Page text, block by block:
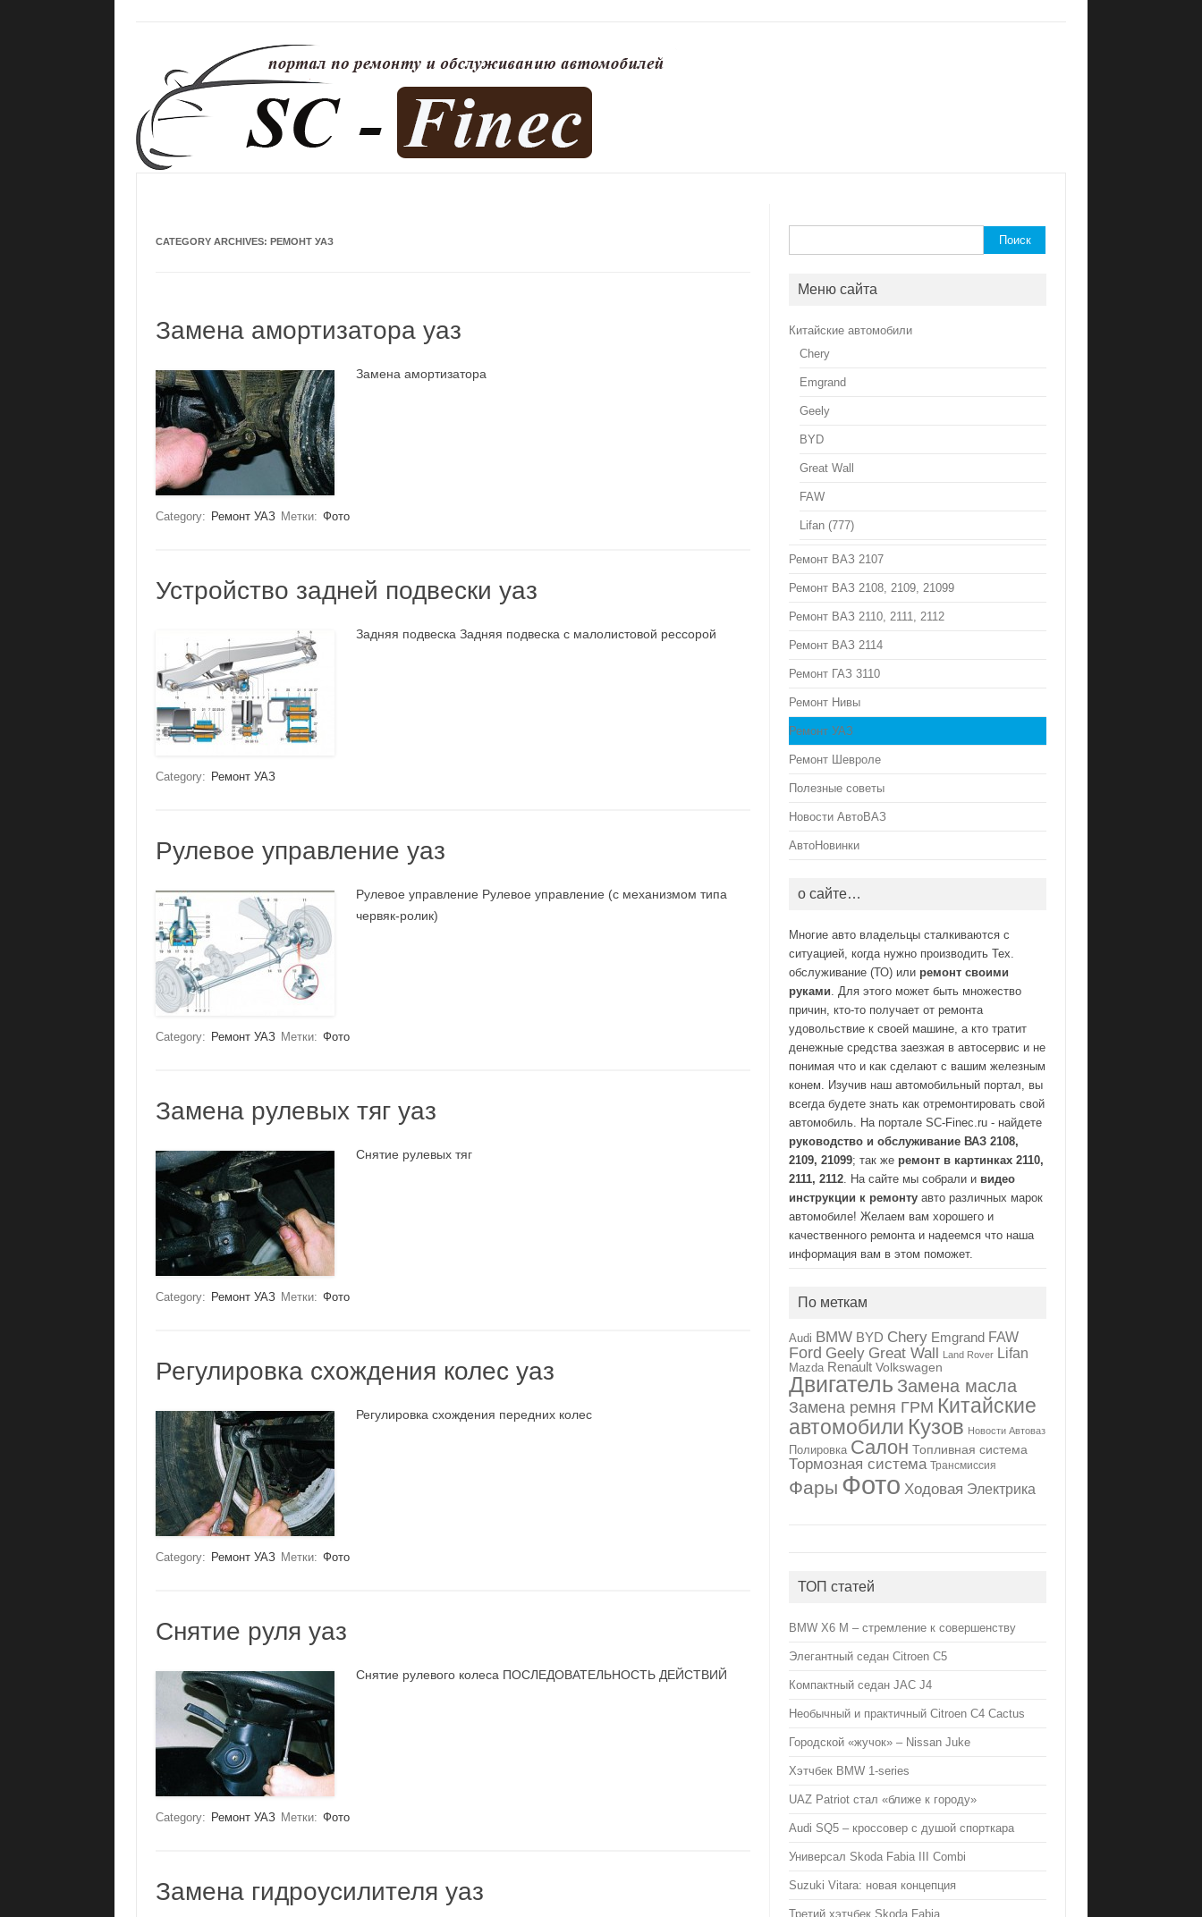
CATEGORY ARCHIVES: РЕМОНТ УАЗ
Замена амортизатора уаз
Замена амортизатора
Category: Ремонт УАЗ Метки: Фото
Устройство задней подвески уаз
Задняя подвеска Задняя подвеска с малолистовой рессорой
Category: Ремонт УАЗ
Рулевое управление уаз
Рулевое управление Рулевое управление (с механизмом типа
червяк-ролик)
Category: Ремонт УАЗ Метки: Фото
Замена рулевых тяг уаз
Снятие рулевых тяг
Category: Ремонт УАЗ Метки: Фото
Регулировка схождения колес уаз
Регулировка схождения передних колес
Category: Ремонт УАЗ Метки: Фото
Снятие руля уаз
Снятие рулевого колеса ПОСЛЕДОВАТЕЛЬНОСТЬ ДЕЙСТВИЙ
Category: Ремонт УАЗ Метки: Фото
Замена гидроусилителя уаз
Меню сайта
Китайские автомобили
Chery
Emgrand
Geely
BYD
Great Wall
FAW
Lifan (777)
Ремонт ВАЗ 2107
Ремонт ВАЗ 2108, 2109, 21099
Ремонт ВАЗ 2110, 2111, 2112
Ремонт ВАЗ 2114
Ремонт ГАЗ 3110
Ремонт Нивы
Ремонт УАЗ
Ремонт Шевроле
Полезные советы
Новости АвтоВАЗ
АвтоНовинки
о сайте…
Многие авто владельцы сталкиваются с
ситуацией, когда нужно производить Тех.
обслуживание (ТО) или ремонт своими
руками. Для этого может быть множество
причин, кто-то получает от ремонта
удовольствие к своей машине, а кто тратит
денежные средства заезжая в автосервис и не
понимая что и как сделают с вашим железным
конем. Изучив наш автомобильный портал, вы
всегда будете знать как отремонтировать свой
автомобиль. На портале SC-Finec.ru - найдете
руководство и обслуживание ВАЗ 2108,
2109, 21099; так же ремонт в картинках 2110,
2111, 2112. На сайте мы собрали и видео
инструкции к ремонту авто различных марок
автомобиле! Желаем вам хорошего и
качественного ремонта и надеемся что наша
информация вам в этом поможет.
По меткам
Audi BMW BYD Chery Emgrand FAW
Ford Geely Great Wall Land Rover Lifan
Mazda Renault Volkswagen
Двигатель Замена масла
Замена ремня ГРМ Китайские
автомобили Кузов Новости Автоваз
Полировка Салон Топливная система
Тормозная система Трансмиссия
Фары Фото Ходовая Электрика
ТОП статей
BMW X6 M – стремление к совершенству
Элегантный седан Citroen C5
Компактный седан JAC J4
Необычный и практичный Citroen C4 Cactus
Городской «жучок» – Nissan Juke
Хэтчбек BMW 1-series
UAZ Patriot стал «ближе к городу»
Audi SQ5 – кроссовер с душой спорткара
Универсал Skoda Fabia III Combi
Suzuki Vitara: новая концепция
Третий хэтчбек Skoda Fabia